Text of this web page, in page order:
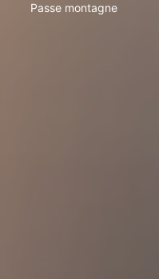
Passe montagne